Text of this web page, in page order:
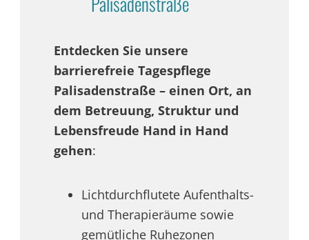
Entdecken Sie unsere
barrierefreie Tagespflege
Palisadenstraße – einen Ort, an
dem Betreuung, Struktur und
Lebensfreude Hand in Hand
gehen:
Lichtdurchflutete Aufenthalts-
und Therapieräume sowie
gemütliche Ruhezonen